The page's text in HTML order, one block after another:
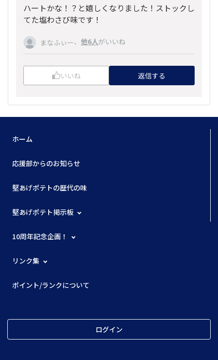
ハートかな！？と嬉しくなりました！ストックし
てた塩わさび味です！
まなふぃー、 他6人がいいね
いいね 返信する
ホーム
応援部からのお知らせ
堅あげポテトの歴代の味
堅あげポテト掲示板
10周年記念企画！
リンク集
ポイント/ランクについて
ログイン